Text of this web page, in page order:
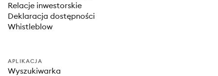
Relacje inwestorskie
Deklaracja dostępności
Whistleblow
APLIKACJA
Wyszukiwarka